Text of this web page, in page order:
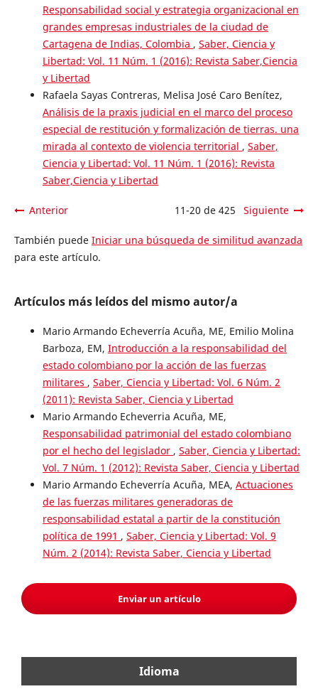
Responsabilidad social y estrategia organizacional en
grandes empresas industriales de la ciudad de
Cartagena de Indias, Colombia , Saber, Ciencia y
Libertad: Vol. 11 Núm. 1 (2016): Revista Saber,Ciencia
y Libertad
Rafaela Sayas Contreras, Melisa José Caro Benítez,
Análisis de la praxis judicial en el marco del proceso
especial de restitución y formalización de tierras. una
mirada al contexto de violencia territorial , Saber,
Ciencia y Libertad: Vol. 11 Núm. 1 (2016): Revista
Saber,Ciencia y Libertad
Anterior 11-20 de 425 Siguiente
También puede Iniciar una búsqueda de similitud avanzada
para este artículo.
Artículos más leídos del mismo autor/a
Mario Armando Echeverría Acuña, ME, Emilio Molina
Barboza, EM, Introducción a la responsabilidad del
estado colombiano por la acción de las fuerzas
militares , Saber, Ciencia y Libertad: Vol. 6 Núm. 2
(2011): Revista Saber, Ciencia y Libertad
Mario Armando Echeverria Acuña, ME,
Responsabilidad patrimonial del estado colombiano
por el hecho del legislador , Saber, Ciencia y Libertad:
Vol. 7 Núm. 1 (2012): Revista Saber, Ciencia y Libertad
Mario Armando Echeverría Acuña, MEA, Actuaciones
de las fuerzas militares generadoras de
responsabilidad estatal a partir de la constitución
política de 1991 , Saber, Ciencia y Libertad: Vol. 9
Núm. 2 (2014): Revista Saber, Ciencia y Libertad
Enviar un artículo
Idioma